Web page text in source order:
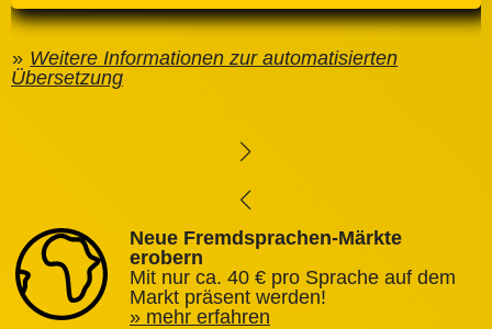
Weitere Informationen zur automatisierten
Übersetzung
Neue Fremdsprachen-Märkte
erobern
Mit nur ca. 40 € pro Sprache auf dem
Markt präsent werden!
mehr erfahren